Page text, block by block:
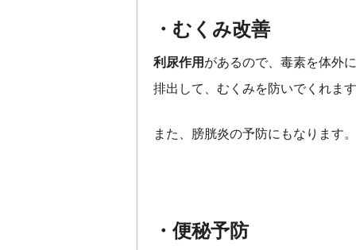
・むくみ改善
利尿作用 があるので、毒素を体外に
排出して、むくみを防いでくれます
また、膀胱炎の予防にもなります。
・便秘予防